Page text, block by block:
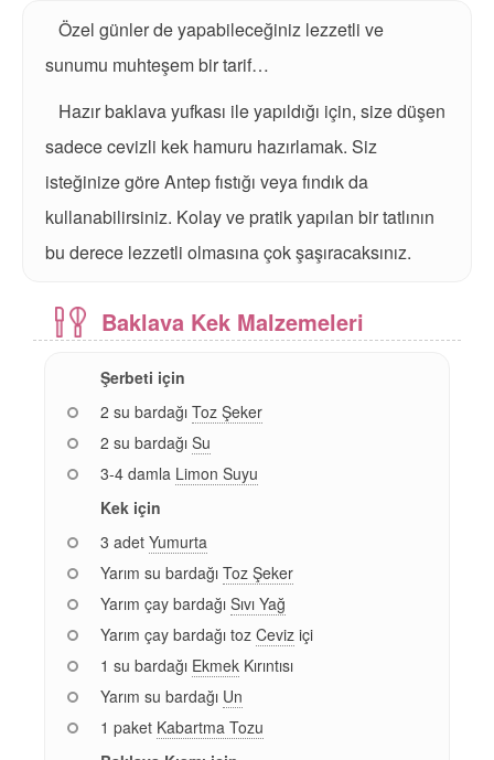
Özel günler de yapabileceğiniz lezzetli ve
sunumu muhteşem bir tarif…
Hazır baklava yufkası ile yapıldığı için, size düşen
sadece cevizli kek hamuru hazırlamak. Siz
isteğinize göre Antep fıstığı veya fındık da
kullanabilirsiniz. Kolay ve pratik yapılan bir tatlının
bu derece lezzetli olmasına çok şaşıracaksınız.
Baklava Kek Malzemeleri
Şerbeti için
2 su bardağı Toz Şeker
2 su bardağı Su
3-4 damla Limon Suyu
Kek için
3 adet Yumurta
Yarım su bardağı Toz Şeker
Yarım çay bardağı Sıvı Yağ
Yarım çay bardağı toz Ceviz içi
1 su bardağı Ekmek Kırıntısı
Yarım su bardağı Un
1 paket Kabartma Tozu